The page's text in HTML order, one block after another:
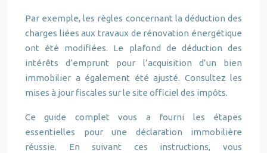
Par exemple, les règles concernant la déduction des
charges liées aux travaux de rénovation énergétique
ont été modifiées. Le plafond de déduction des
intérêts d’emprunt pour l’acquisition d’un bien
immobilier a également été ajusté. Consultez les
mises à jour fiscales sur le site officiel des impôts.
Ce guide complet vous a fourni les étapes
essentielles pour une déclaration immobilière
réussie. En suivant ces instructions, vous